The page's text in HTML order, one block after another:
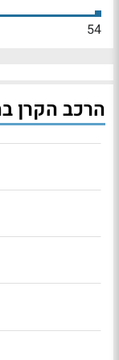
54
הרכב הקרן